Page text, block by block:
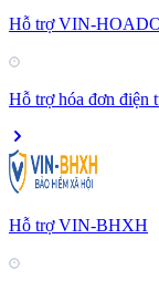
Hỗ trợ VIN-
Hỗ trợ hóa đơn điện
Hỗ trợ VIN-BHXH